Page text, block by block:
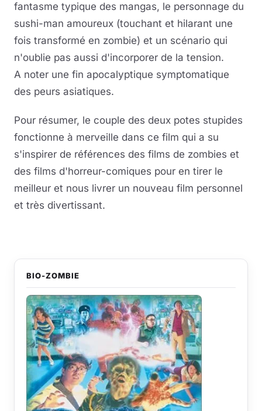
fantasme typique des mangas, le personnage du
sushi-man amoureux (touchant et hilarant une
fois transformé en zombie) et un scénario qui
n'oublie pas aussi d'incorporer de la tension.
A noter une fin apocalyptique symptomatique
des peurs asiatiques.
Pour résumer, le couple des deux potes stupides
fonctionne à merveille dans ce film qui a su
s'inspirer de références des films de zombies et
des films d'horreur-comiques pour en tirer le
meilleur et nous livrer un nouveau film personnel
et très divertissant.
BIO-ZOMBIE